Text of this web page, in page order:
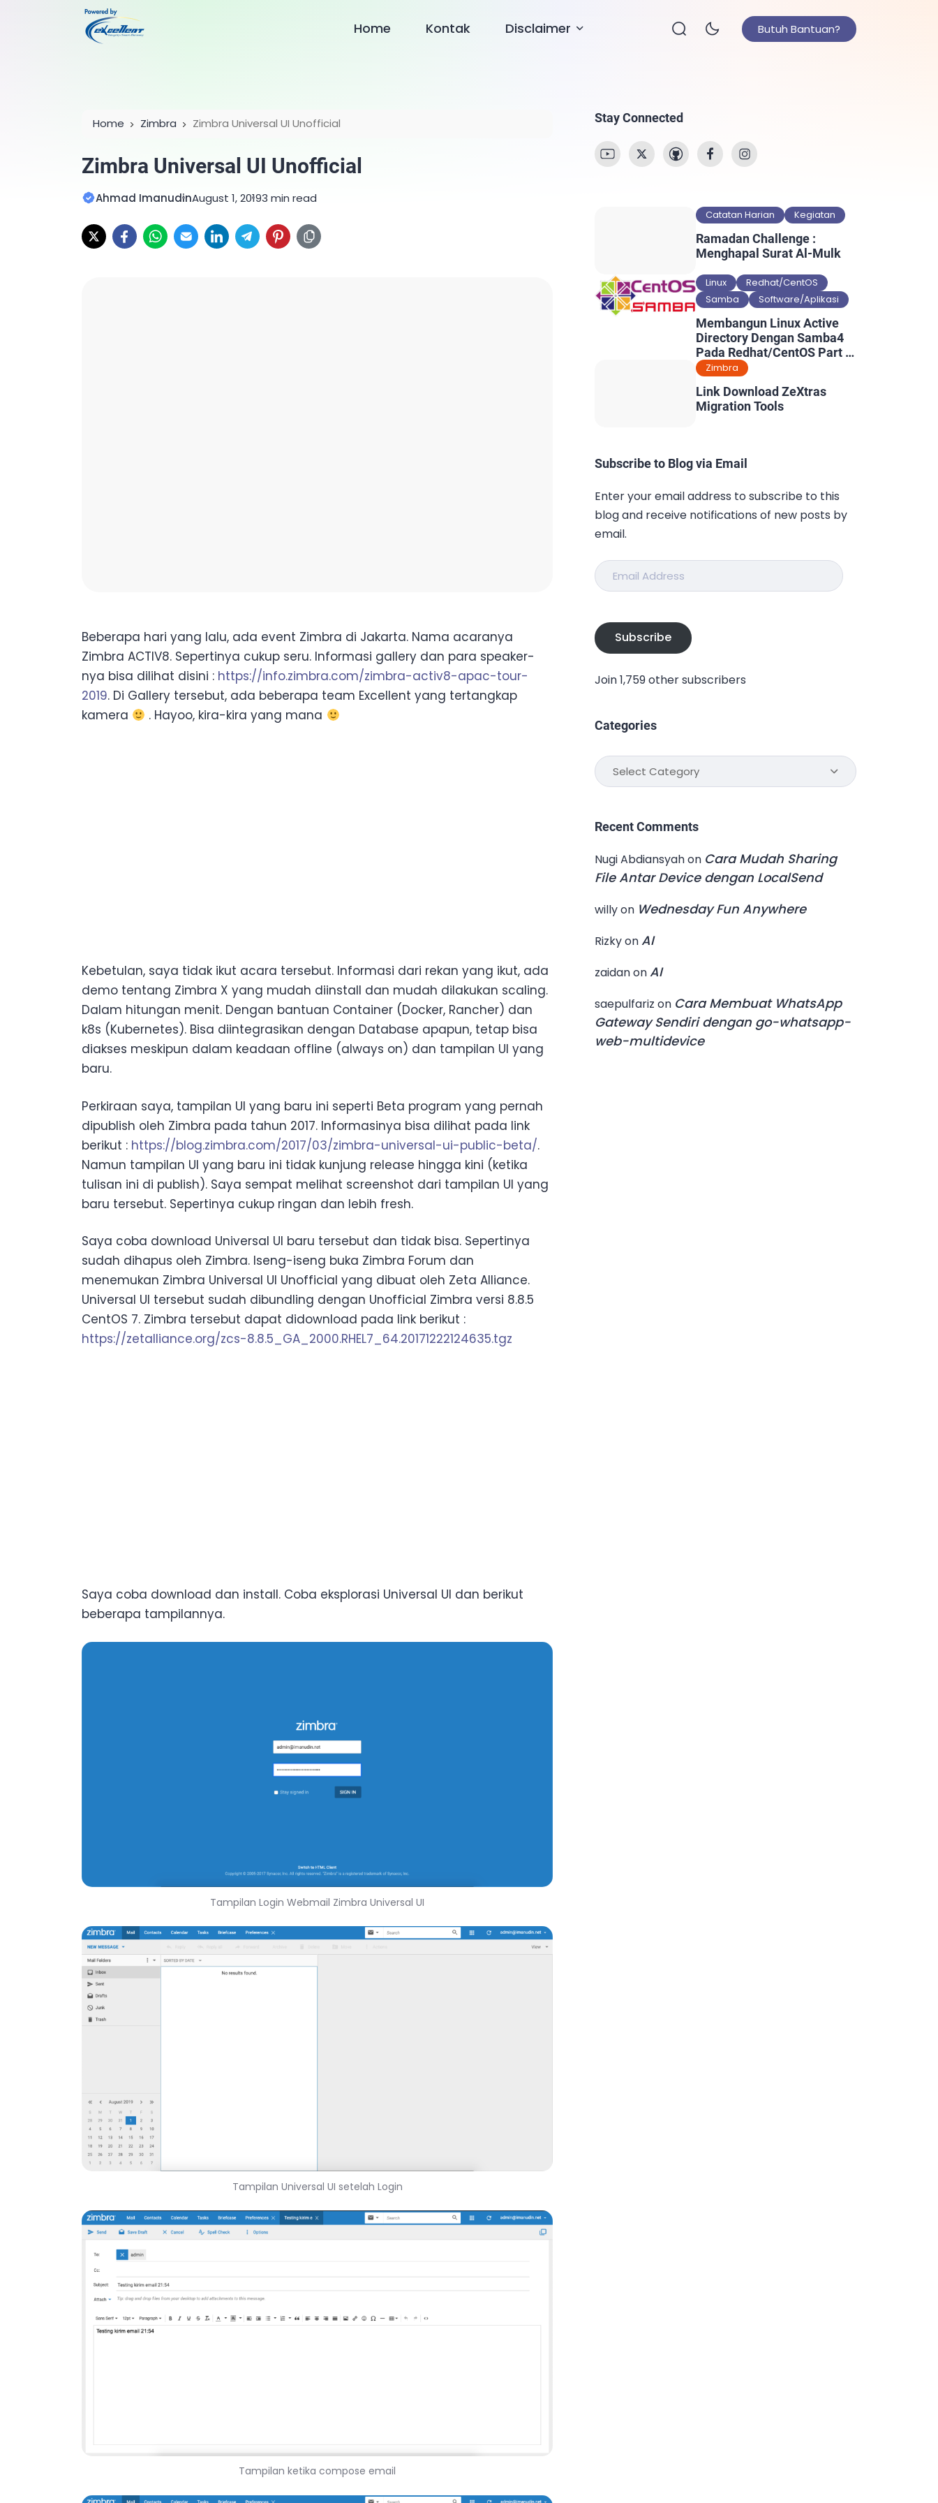
Home Kontak Disclaimer Butuh Bantuan?
Home Zimbra Zimbra Universal UI Unofficial
Zimbra Universal UI Unofficial
Ahmad ImanudinAugust 1, 20193 min read
Beberapa hari yang lalu, ada event Zimbra di Jakarta. Nama acaranya
Zimbra ACTIV8. Sepertinya cukup seru. Informasi gallery dan para speaker-
nya bisa dilihat disini : https://info.zimbra.com/zimbra-activ8-apac-tour-
2019. Di Gallery tersebut, ada beberapa team Excellent yang tertangkap
kamera
. Hayoo, kira-kira yang mana
Kebetulan, saya tidak ikut acara tersebut. Informasi dari rekan yang ikut, ada
demo tentang Zimbra X yang mudah diinstall dan mudah dilakukan scaling.
Dalam hitungan menit. Dengan bantuan Container (Docker, Rancher) dan
k8s (Kubernetes). Bisa diintegrasikan dengan Database apapun, tetap bisa
diakses meskipun dalam keadaan offline (always on) dan tampilan UI yang
baru.
Perkiraan saya, tampilan UI yang baru ini seperti Beta program yang pernah
dipublish oleh Zimbra pada tahun 2017. Informasinya bisa dilihat pada link
berikut : https://blog.zimbra.com/2017/03/zimbra-universal-ui-public-beta/.
Namun tampilan UI yang baru ini tidak kunjung release hingga kini (ketika
tulisan ini di publish). Saya sempat melihat screenshot dari tampilan UI yang
baru tersebut. Sepertinya cukup ringan dan lebih fresh.
Saya coba download Universal UI baru tersebut dan tidak bisa. Sepertinya
sudah dihapus oleh Zimbra. Iseng-iseng buka Zimbra Forum dan
menemukan Zimbra Universal UI Unofficial yang dibuat oleh Zeta Alliance.
Universal UI tersebut sudah dibundling dengan Unofficial Zimbra versi 8.8.5
CentOS 7. Zimbra tersebut dapat didownload pada link berikut :
https://zetalliance.org/zcs-8.8.5_GA_2000.RHEL7_64.20171222124635.tgz
Saya coba download dan install. Coba eksplorasi Universal UI dan berikut
beberapa tampilannya.
Tampilan Login Webmail Zimbra Universal UI
Tampilan Universal UI setelah Login
Tampilan ketika compose email
Stay Connected
Catatan Harian Kegiatan
Ramadan Challenge :
Menghapal Surat Al-Mulk
Linux
Redhat/CentOS
Samba
Software/Aplikasi
Membangun Linux Active
Directory Dengan Samba4
Pada Redhat/CentOS Part 5
: Konfigurasi Dynamic DNS
& Kerberos
Zimbra
Link Download ZeXtras
Migration Tools
Subscribe to Blog via Email
Enter your email address to subscribe to this
blog and receive notifications of new posts by
email.
Email
Address
Subscribe
Join 1,759 other subscribers
Categories
Categories
Recent Comments
Nugi Abdiansyahon Cara Mudah Sharing
File Antar Device dengan LocalSend
willyon Wednesday Fun Anywhere
RizkyonAI
zaidanonAI
saepulfariz on Cara Membuat WhatsApp
Gateway Sendiri dengan go-whatsapp-
web-multidevice